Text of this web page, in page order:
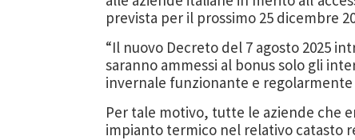
prevista per il prossimo 25 dicembre
“Il nuovo Decreto del 7 agosto 2025
saranno ammessi al bonus solo gli
invernale funzionante e
Per tale motivo, tutte le aziende che
impianto termico nel relativo catasto